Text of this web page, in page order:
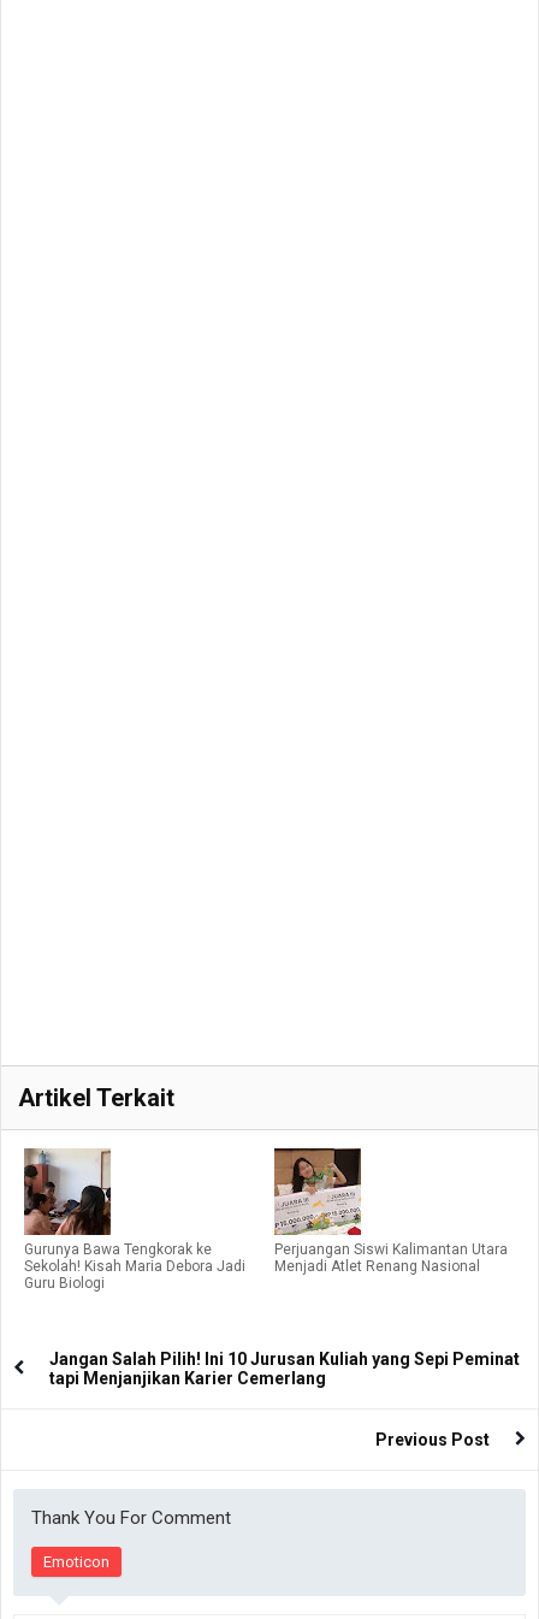
Artikel Terkait
Gurunya Bawa Tengkorak ke
Sekolah! Kisah Maria Debora Jadi
Guru Biologi
Perjuangan Siswi Kalimantan Utara
Menjadi Atlet Renang Nasional
Jangan Salah Pilih! Ini 10 Jurusan Kuliah yang Sepi Peminat
tapi Menjanjikan Karier Cemerlang
Previous Post
Thank You For Comment
Emoticon